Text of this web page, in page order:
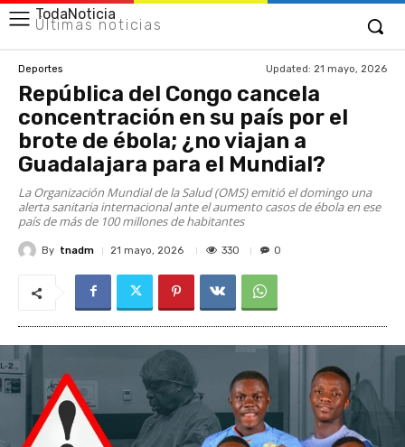
TodaNoticia
Últimas noticias
Deportes Updated: 21 mayo, 2026
República del Congo cancela
concentración en su país por el
brote de ébola; ¿no viajan a
Guadalajara para el Mundial?
La Organización Mundial de la Salud (OMS) emitió el domingo una
alerta sanitaria internacional ante el aumento casos de ébola en ese
país de más de 100 millones de habitantes
By tnadm 21 mayo, 2026 330 0